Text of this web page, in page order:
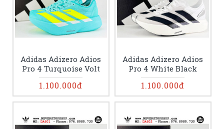
Adidas Adizero Adios
Pro 4 Turquoise Volt
1.100.000đ
Adidas Adizero Adios
Pro 4 White Black
1.100.000đ